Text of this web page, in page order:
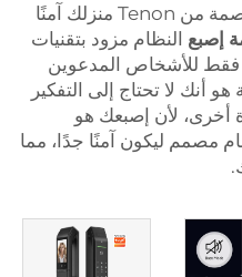
يجعل نظام قفل الباب بتقنية البصمة من Tenon منزلك آمنًا
إصبع النظام مزود بتقنيات
فقط للأشخاص المدعوين
أنك لا تحتاج إلى التفكير
أخرى، لأن إصبعك هو
مصمم ليكون آمنًا جدًا، مما